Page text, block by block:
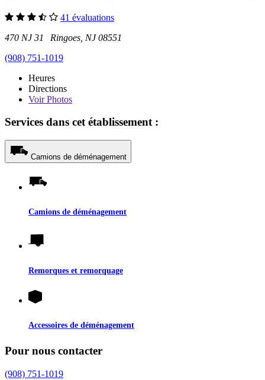
41 évaluations
470 NJ 31 Ringoes, NJ 08551
(908) 751-1019
Heures
Directions
VoirPhotos
Services dans cet établissement :
Camions de déménagement
Camions de déménagement
Remorques et remorquage
Accessoires de déménagement
Pour nous contacter
(908) 751-1019